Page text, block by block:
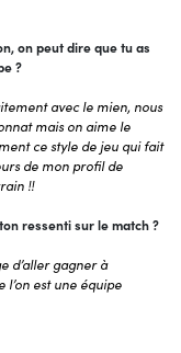
on peut dire que tu as
?
avec le mien, nous
mais on aime le
ce style de jeu qui fait
de mon profil de
!!
ressenti sur le match ?
d’aller gagner à
est une équipe